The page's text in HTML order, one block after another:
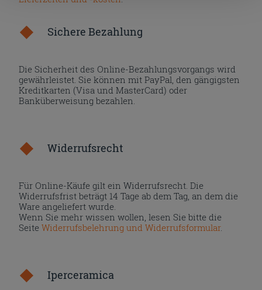
Sichere Bezahlung
Die Sicherheit des Online-Bezahlungsvorgangs wird
gewährleistet. Sie können mit PayPal, den gängigsten
Kreditkarten (Visa und MasterCard) oder
Banküberweisung bezahlen.
Widerrufsrecht
Für Online-Käufe gilt ein Widerrufsrecht. Die
Widerrufsfrist beträgt 14 Tage ab dem Tag, an dem die
Ware angeliefert wurde.
Wenn Sie mehr wissen wollen, lesen Sie bitte die
SeiteWiderrufsbelehrung und Widerrufsformular.
Iperceramica